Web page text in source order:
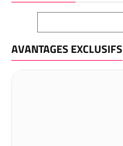
AVANTAGES EXCLUSIFS